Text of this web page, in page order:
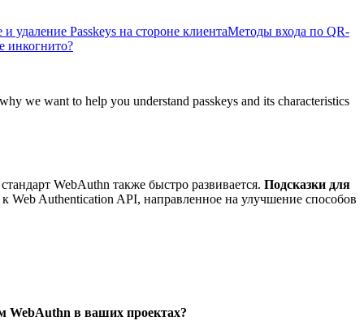
удаление Passkeys на стороне клиентаМетоды входа по QR-
инкогнито?
we want to help you understand passkeys and its characteristics
WebAuthn также быстро развивается. Подсказки для
Web Authentication API, направленное на улучшение способов
WebAuthn в ваших проектах?